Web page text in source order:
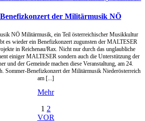
der Militärmusik NÖ
NÖ Militärmusik, ein Teil österreichischer Musikkultur
es wieder ein Benefizkonzert zugunsten der MALTESER
in Reichenau/Rax. Nicht nur durch das unglaubliche
einiger MALTESER sondern auch die Unterstützung der
und der Gemeinde machen diese Veranstaltung, am 24.
Sommer-Benefizkonzert der Militärmusik Niederösterreich
am [...]
Mehr
1 2
VOR